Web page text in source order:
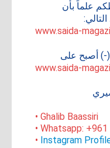
علماً بأن
www.saida-
(-) أصبح على
www.saida-
• Ghalib Baassiri
• Whatsapp:
• Instagram